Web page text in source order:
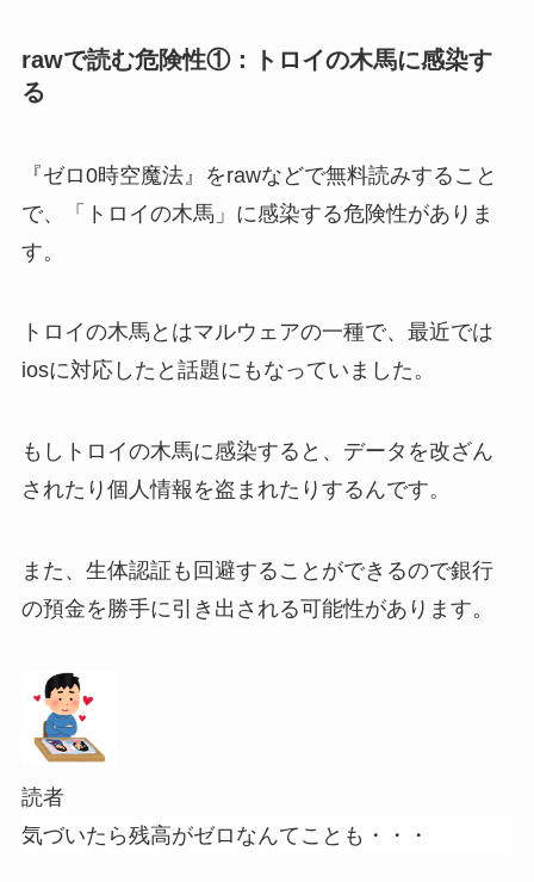
rawで読む危険性①：トロイの木馬に感染す
る
『ゼロ0時空魔法』をrawなどで無料読みすること
で、「トロイの木馬」に感染する危険性がありま
す。
トロイの木馬とはマルウェアの一種で、最近では
iosに対応したと話題にもなっていました。
もしトロイの木馬に感染すると、データを改ざん
されたり個人情報を盗まれたりするんです。
また、生体認証も回避することができるので銀行
の預金を勝手に引き出される可能性があります。
読者
気づいたら残高がゼロなんてことも・・・